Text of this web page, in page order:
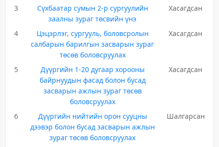
3
Сүхбаатар сумын 2-р сургуулийн
заалны зураг төсвийн үнэ
Хасагдсан
4
Цэцэрлэг, сургууль, боловсролын
салбарын барилгын засварын зураг
төсөв боловсруулах
Хасагдсан
5
Дүүргийн 1-20 дугаар хорооны
байрнуудын фасад болон бусад
засварын ажлын зураг төсөв
боловсруулах
Хасагдсан
6
Дүүргийн нийтийн орон сууцны
дээвэр болон бусад засварын ажлын
зураг төсөв боловсруулах
Шалгарсан